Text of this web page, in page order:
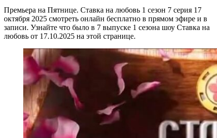
Премьера на Пятнице. Ставка на любовь 1 сезон 7 серия 17
октября 2025 смотреть онлайн бесплатно в прямом эфире и в
записи. Узнайте что было в 7 выпуске 1 сезона шоу Ставка на
любовь от 17.10.2025 на этой странице.